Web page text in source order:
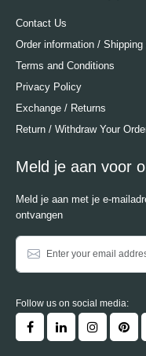
Contact Us
Order information / Shipping
Terms and Conditions
Privacy Policy
Exchange / Returns
Return / Withdraw Your
Meld je aan voor
Meld je aan met je e-
ontvangen
Follow us on social media: